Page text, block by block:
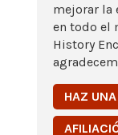
mejorar la
en todo el
History
HAZ